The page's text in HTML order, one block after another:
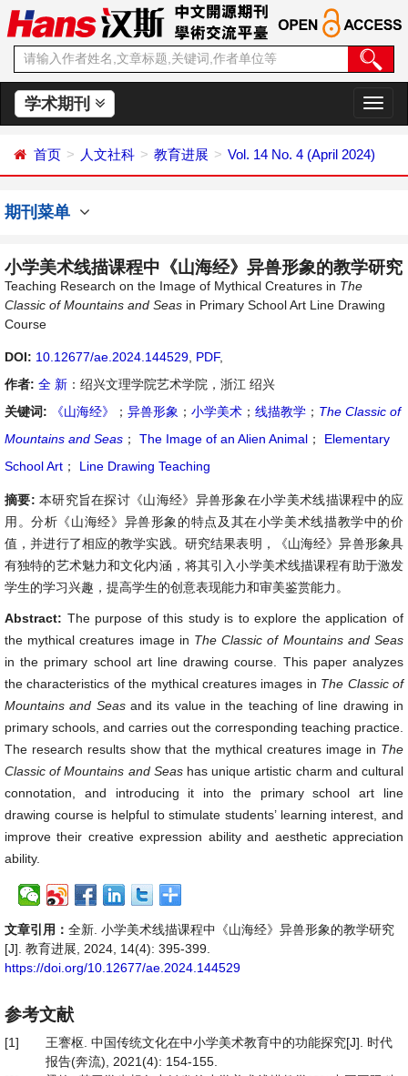
学术期刊
切
换
航
首页 人文社科 教育进展 Vol. 14 No. 4 (April 2024)
期刊菜单
小学美术线描课程中《山海经》异兽形象的教学研究
Teaching Research on the Image of Mythical Creatures in The
Classic of Mountains and Seas in Primary School Art Line Drawing
Course
DOI: 10.12677/ae.2024.144529 PDF,
作者: 全 新 ：绍兴文理学院艺术学院，浙江 绍兴
关键词:
《山海经》 ； 异兽形象 ； 小学美术 ； 线描教学 ； The Classic of
Mountains and Seas ； The Image of an Alien Animal ；
Elementary
School Art ； Line Drawing Teaching
摘要: 本研究旨在探讨《山海经》异兽形象在小学美术线描课程中的应
用。分析《山海经》异兽形象的特点及其在小学美术线描教学中的价
值，并进行了相应的教学实践。研究结果表明，《山海经》异兽形象具
有独特的艺术魅力和文化内涵，将其引入小学美术线描课程有助于激发
学生的学习兴趣，提高学生的创意表现能力和审美鉴赏能力。
Abstract: The purpose of this study is to explore the application of
the mythical creatures image in The Classic of Mountains and Seas
in the primary school art line drawing course. This paper analyzes
the characteristics of the mythical creatures images in The Classicof
Mountains and Seasand its value in the teaching of line drawing in
primary schools, and carries out the corresponding teaching practice.
The research results show that the mythical creatures image in The
Classic of Mountains and Seashas unique artistic charm and cultural
connotation, and introducing it into the primary school art line
drawing course is helpful to stimulate students’ learning interest, and
improve their creative expression ability and aesthetic appreciation
ability.
文章引用： 全新. 小学美术线描课程中《山海经》异兽形象的教学研究
[J]. 教育进展, 2024, 14(4): 395-399.
https://doi.org/10.12677/ae.2024.144529
参考文献
[1]
王謇枢. 中国传统文化在中小学美术教育中的功能探究[J]. 时代
报告(奔流), 2021(4): 154-155.